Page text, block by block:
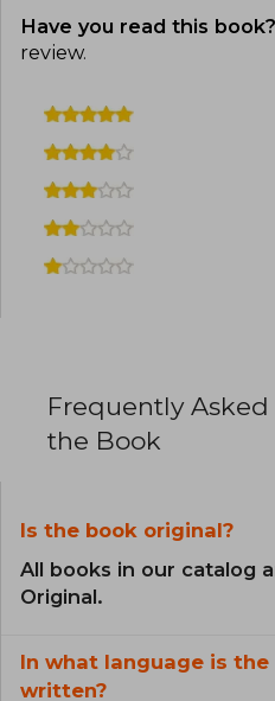
Have you read this book?
review.
Frequently
the Book
Is the book original?
All books in our catalog
Original.
In what language is the
written?